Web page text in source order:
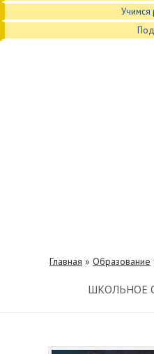
Учимся
Главная » Образование
ШКОЛЬНОЕ